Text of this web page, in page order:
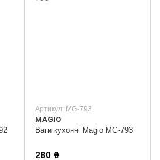
Артикул: MG-793
MAGIO
Ваги кухонні Magio MG-793
280 ₴